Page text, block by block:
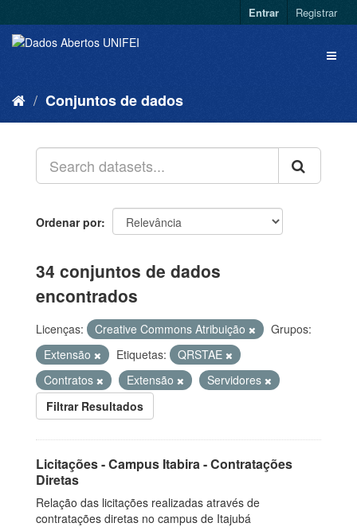
Entrar Registrar
Conjuntos de dados
Ordenar por
34 conjuntos de dados
encontrados
Licenças: Creative Commons Atribuição
Grupos:
Extensão
Etiquetas:
QRSTAE
Contratos
Extensão
Servidores
Filtrar Resultados
Licitações - Campus Itabira - Contratações
Diretas
Relação das licitações realizadas através de
contratações diretas no campus de Itajubá